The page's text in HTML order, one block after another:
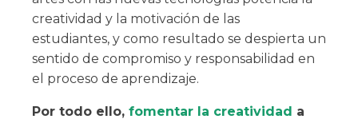
creatividad y la motivación de las
estudiantes, y como resultado se despierta un
sentido de compromiso y responsabilidad en
el proceso de aprendizaje.
Por todo ello, fomentar la creatividad a